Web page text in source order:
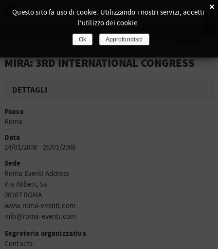
MIRA: 3RD INTERNATIONAL CONGRESS
DETTAGLI
Paese
Roma
Data
24/01/2008 - 26/01/2008
Sede
Roma Eventi Address
Via Alibert, 5a
00187 ROMA
www.roma-eventi.com
info@roma-eventi.com
Segreteria organizzativa
Contacts:
×
Questo sito fa uso di cookie. Utilizzando i nostri servizi, accetti
l'utilizzo dei cookie.
Ok Approfondisci